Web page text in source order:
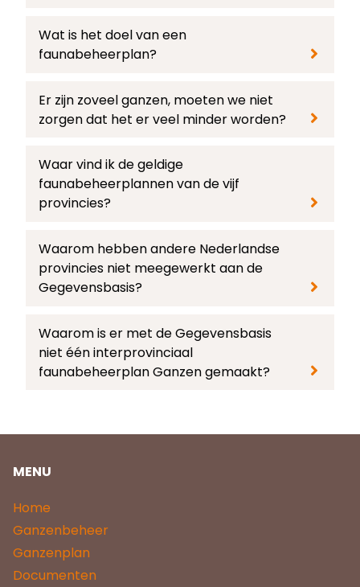
Wat is het doel van een
faunabeheerplan?
Er zijn zoveel ganzen, moeten we niet
zorgen dat het er veel minder worden?
Waar vind ik de geldige
faunabeheerplannen van de vijf
provincies?
Waarom hebben andere Nederlandse
provincies niet meegewerkt aan de
Gegevensbasis?
Waarom is er met de Gegevensbasis
niet één interprovinciaal
faunabeheerplan Ganzen gemaakt?
MENU
Home
Ganzenbeheer
Ganzenplan
Documenten